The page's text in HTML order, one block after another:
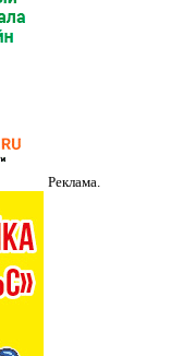
Реклама.